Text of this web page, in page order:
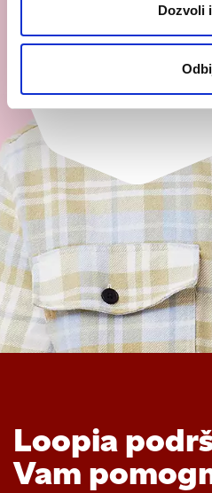
Dozvoli
Hosting od
499 RSD/
Loopia
Vam